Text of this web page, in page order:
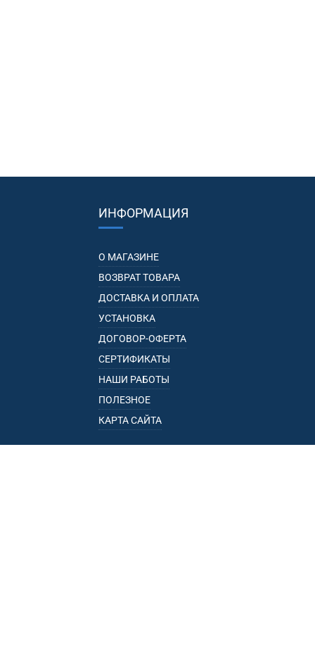
ИНФОРМАЦИЯ
О МАГАЗИНЕ
ВОЗВРАТ ТОВАРА
ДОСТАВКА И ОПЛАТА
УСТАНОВКА
ДОГОВОР-ОФЕРТА
СЕРТИФИКАТЫ
НАШИ РАБОТЫ
ПОЛЕЗНОЕ
КАРТА САЙТА